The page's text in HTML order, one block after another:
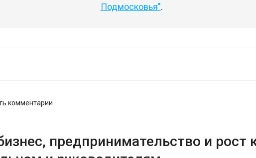
Подмосковья".
комментарии
предпринимательство и рост